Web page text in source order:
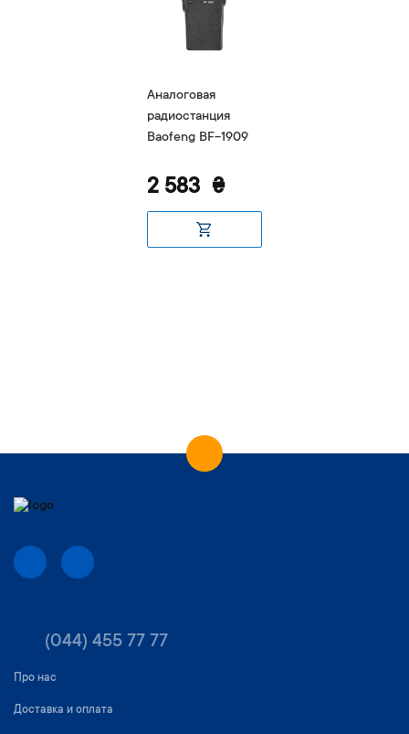
Аналоговая
радиостанция
Baofeng BF-1909
2 583 ₴
(044) 455 77 77
Про нас
Доставка и оплата